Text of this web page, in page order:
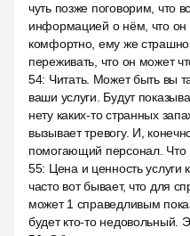
чуть позже поговорим, что
информацией о нём, что он
комфортно, ему же
переживать, что он может
54: Читать. Может быть вы
ваши услуги. Будут
нету каких-то странных
вызывает тревогу. И,
помогающий персонал. Что
55: Цена и ценность услуги
часто вот бывает, что для
может 1 справедливым
будет кто-то недовольный.